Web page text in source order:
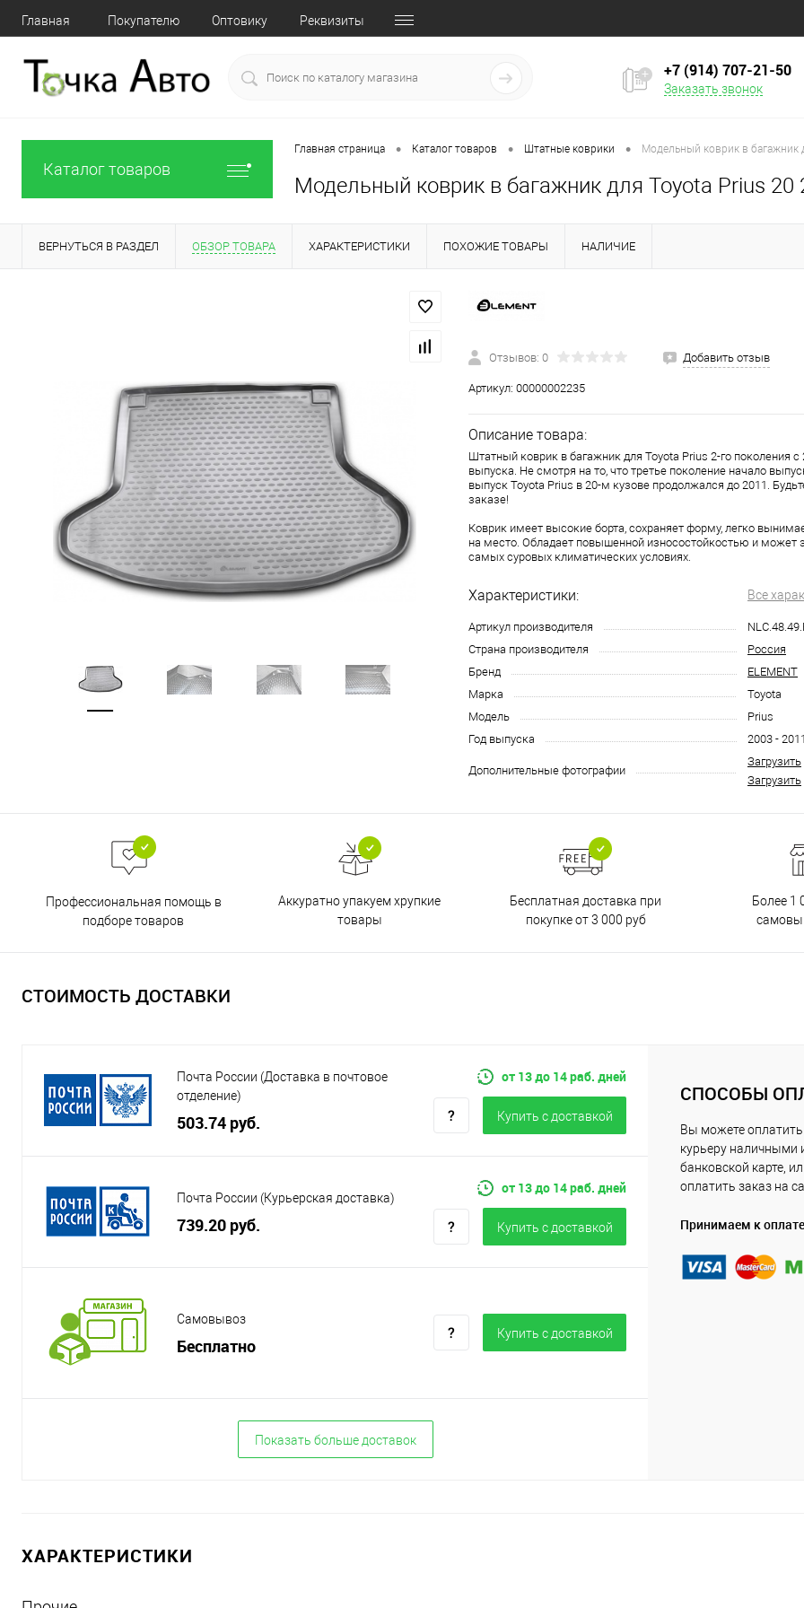
Главная Покупателю Оптовику Реквизиты
+7 (914) 707‒21‒50
Заказать звонок
Каталог товаров
Главная страница • Каталог товаров • Штатные коврики • Модельный коврик в багажник
Модельный коврик в багажник для Toyota Prius 20
ВЕРНУТЬСЯ В РАЗДЕЛ ОБЗОР ТОВАРА ХАРАКТЕРИСТИКИ ПОХОЖИЕ ТОВАРЫ НАЛИЧИЕ
Отзывов: 0 Добавить отзыв
Артикул: 00000002235
Описание товара:
Штатный коврик в багажник для Toyota Prius 2-го поколения с
выпуска. Не смотря на то, что третье поколение начало
выпуск Toyota Prius в 20-м кузове продолжался до 2011.
заказе!
Коврик имеет высокие борта, сохраняет форму, легко
на место. Обладает повышенной износостойкостью и может
самых суровых климатических условиях.
Характеристики: Все
Артикул производителя
Страна производителя
Россия
Бренд
ELEMENT
Марка
Toyota
Модель
Prius
Год выпуска
2003 -
Дополнительные фотографии
Загрузить
Загрузить
Профессиональная помощь в
подборе товаров
Аккуратно упакуем хрупкие
товары
Бесплатная доставка при
покупке от 3 000 руб
Более 1
СТОИМОСТЬ ДОСТАВКИ
Почта России (Доставка в почтовое
отделение)
503.74 руб.
от 13 до 14 раб. дней
Купить c доставкой
Почта России (Курьерская доставка)
739.20 руб.
от 13 до 14 раб. дней
Купить c доставкой
Самовывоз
Бесплатно
Купить c доставкой
Показать больше доставок
СПОСОБЫ
Вы можете оплатить
курьеру наличными
банковской карте,
оплатить заказ на
Принимаем к оплате
ХАРАКТЕРИСТИКИ